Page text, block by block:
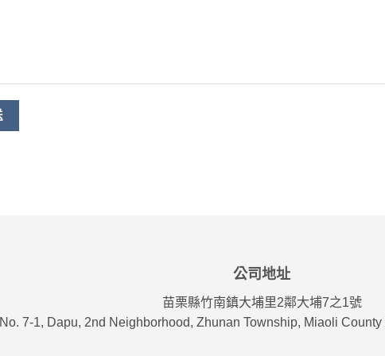
公司地址
苗栗縣竹南鎮大埔里2鄰大埔7之1號
No. 7-1, Dapu, 2nd Neighborhood, Zhunan Township, Miaoli